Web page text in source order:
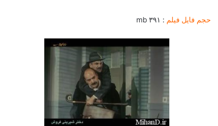
حجم فایل فیلم : ۳۹۱ mb